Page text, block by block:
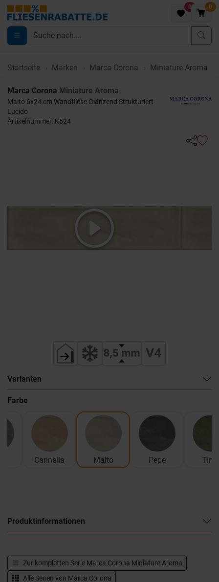
0 0
Startseite Marken Marca Corona Miniature Aroma
Marca Corona Miniature Aroma
Malto 6x24 cm Wandfliese Glänzend Strukturiert
Lucido
Artikelnummer: K524
Varianten
Farbe
Cannella Malto Pepe
Produktinformationen
Zur kompletten Serie Marca Corona Miniature Aroma
Alle Serien von Marca Corona